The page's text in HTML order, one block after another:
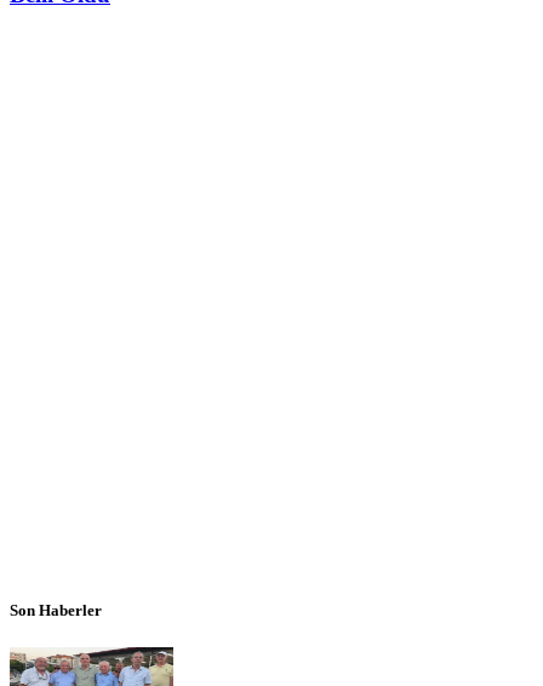
Son Haberler